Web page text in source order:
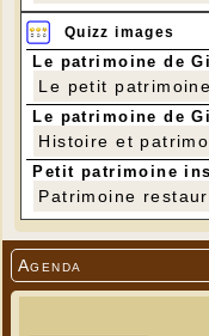
Agenda
Quizz images
Le patrimoine de
Le petit patrimoine
Le patrimoine de
Histoire et
Petit patrimoine
Patrimoine